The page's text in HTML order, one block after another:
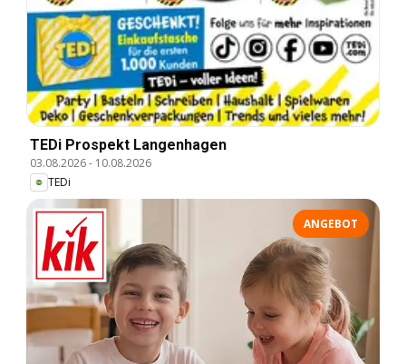
TEDi Prospekt Langenhagen
03.08.2026- 10.08.2026
TEDi
ANGEBOT